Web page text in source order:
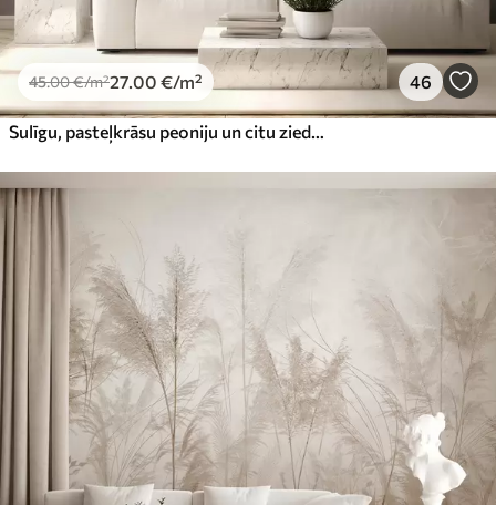
45.00€/m²27 .00 €/m² 46